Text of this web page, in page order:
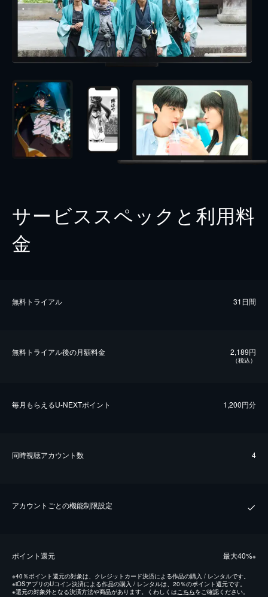
サービススペックと利用料
金
無料トライアル 31日間
無料トライアル後の⽉額料金 2,189円
（税込）
毎⽉もらえるU-NEXTポイント 1,200円分
同時視聴アカウント数 4
アカウントごとの機能制限設定
ポイント還元 最⼤40%※
※40％ポイント還元の対象は、クレジットカード決済による作品の購入 / レンタルです。
※iOSアプリのUコイン決済による作品の購入 / レンタルは、20％のポイント還元です。
※還元の対象外となる決済方法や商品があります。くわしくはこちらをご確認ください。